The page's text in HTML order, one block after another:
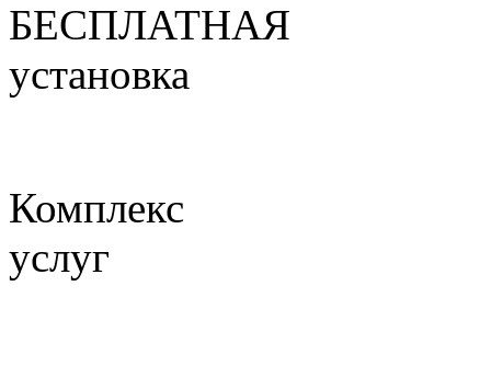
БЕСПЛАТНАЯ
установка
Комплекс
услуг